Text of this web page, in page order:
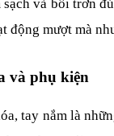
và bôi trơn
động mượt mà
và phụ kiện
tay nắm là